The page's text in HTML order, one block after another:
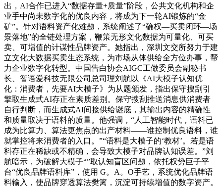
出，AI合作已进入“数据存量+质量”阶段，公共文化机构和企
业手中尚未数字化的优良内容，将成为下一轮AI锻炼的“金
矿”。针对语料资产化难题，系统阐述了“确权—买卖闭环—场
景落地”的全链处理方案，鞭策无形文化数据为可量化、可买
卖、可增值的计谋性品牌资产。她指出，深圳文交所努力于建
立文化大数据买卖生态系统，为市场从体供给全方位办事，帮
力企业数字化转型。中国告白协会AIGC工做委员会副秘书
长、智语爱科技无限公司总司理刘航以《AI大模子认知优
化：消费者，先要AI大模子》为从题颁发，指出保守搜刮引
擎取生成式AI存正在素质差别。保守搜刮推送消息供消费者
自行判断，而生成式AI间接供给谜底，其输出内容的精确性
和质量取决于语料的质量。他强调，“人工智能时代，语料已
成为比算力、算法更焦点的出产材料——谁控制优良语料，谁
就掌控将来消费者的入口。”“语料是大模子的‘教材’。若是语
料存正在稀缺或不精确，会导致大模子对品牌认知误差。”刘
航暗示，为破解大模子“”取认知盲区问题，依托权势巨子平
台“优良品牌语料库”，使用 G。A。O手艺，系统优化品牌语
料输入，使品牌穿透算法樊篱，沉淀可持续增值的数字资产。